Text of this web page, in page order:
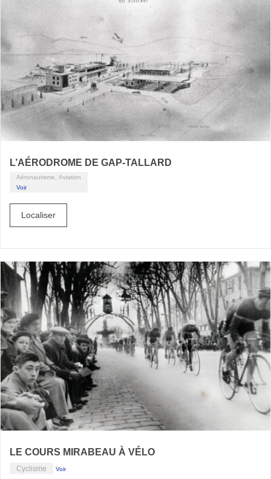
L’AÉRODROME DE GAP-TALLARD
Aéronautisme, Aviation
Voir
Localiser
LE COURS MIRABEAU À VÉLO
Cyclisme Voir